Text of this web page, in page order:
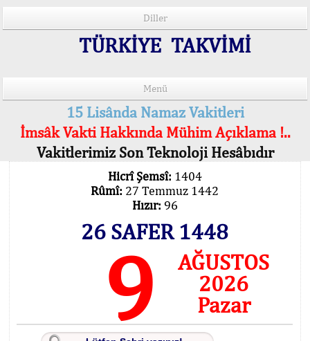
Diller
TÜRKİYE TAKVİMİ
Menü
15 Lisânda Namaz Vakitleri
İmsâk Vakti Hakkında Mühim Açıklama !..
Vakitlerimiz Son Teknoloji Hesâbıdır
Hicrî Şemsî: 1404
Rûmî: 27 Temmuz 1442
Hızır: 96
26 SAFER 1448
9
AĞUSTOS
2026
Pazar